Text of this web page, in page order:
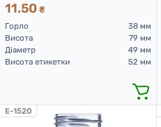
11.50 ₴
Горло
38 мм
Висота
79 мм
Діаметр
49 мм
Висота етикетки
52 мм
E-1520